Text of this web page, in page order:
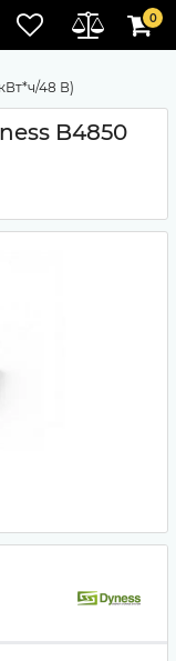
0
48 В)
B4850